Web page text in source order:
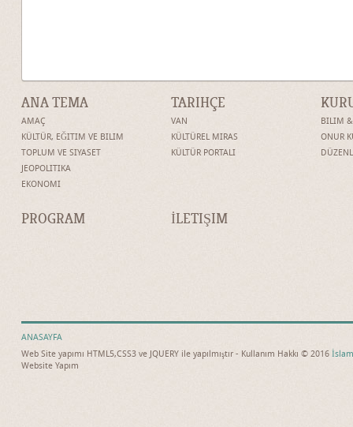
ANA TEMA
AMAÇ
KÜLTÜR, EĞITIM VE BILIM
TOPLUM VE SIYASET
JEOPOLITIKA
EKONOMI
TARIHÇE
VAN
KÜLTÜREL MIRAS
KÜLTÜR PORTALI
BILIM &
ONUR
PROGRAM İLETIŞIM
ANASAYFA
Web Site yapımı HTML5,CSS3 ve JQUERY ile yapılmıştır - Kullanım Hakkı © 2016 İslam
Website Yapım